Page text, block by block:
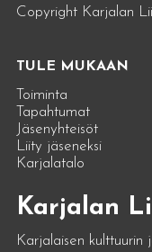
Copyright Karjalan
TULE MUKAAN
Toiminta
Tapahtumat
Jäsenyhteisöt
Liity jäseneksi
Karjalatalo
Karjalan
Karjalaisen kulttuurin